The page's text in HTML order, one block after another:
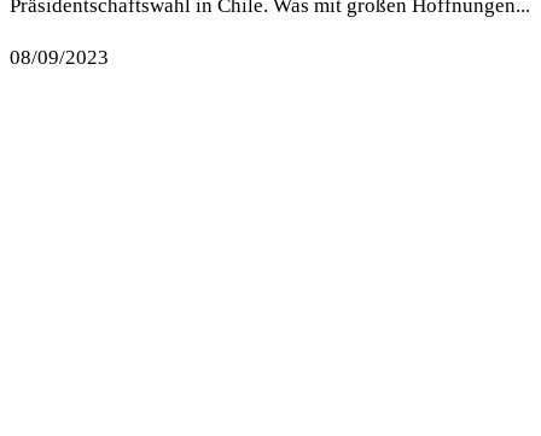
Präsidentschaftswahl in Chile. Was mit großen Hoffnungen...
08/09/2023